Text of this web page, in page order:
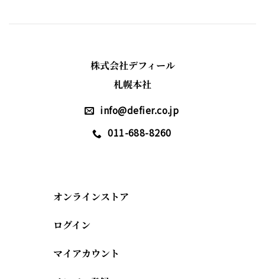
株式会社デフィール
札幌本社
info@defier.co.jp
011-688-8260
オンラインストア
ログイン
マイアカウント